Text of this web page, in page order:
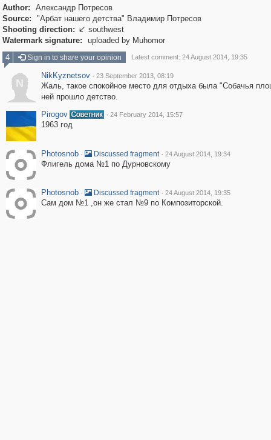
Author:
Александр Потресов
Source:
"Арбат нашего детства" Владимир Потресов
Shooting direction:  southwest
Watermark signature:
uploaded by Muhomor
4
Sign in to share your opinion Latest comment: 24 August 2014, 19:35
N
NikKyznetsov · 23 September 2013, 08:19
Жаль, такое спокойное место для отдыха была "Собачья
ней прошло детство.
Pirogov
· 24 February 2014, 15:57
1963 год
Photosnob · Discussed fragment · 24 August 2014, 19:34
Флигель дома №1 по Дурновскому
Photosnob · Discussed fragment · 24 August 2014, 19:35
Сам дом №1 ,он же стал №9 по Композиторской.